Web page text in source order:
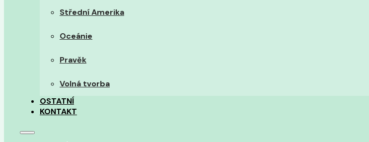
Střední Amerika
Oceánie
Pravěk
Volná tvorba
OSTATNÍ
KONTAKT